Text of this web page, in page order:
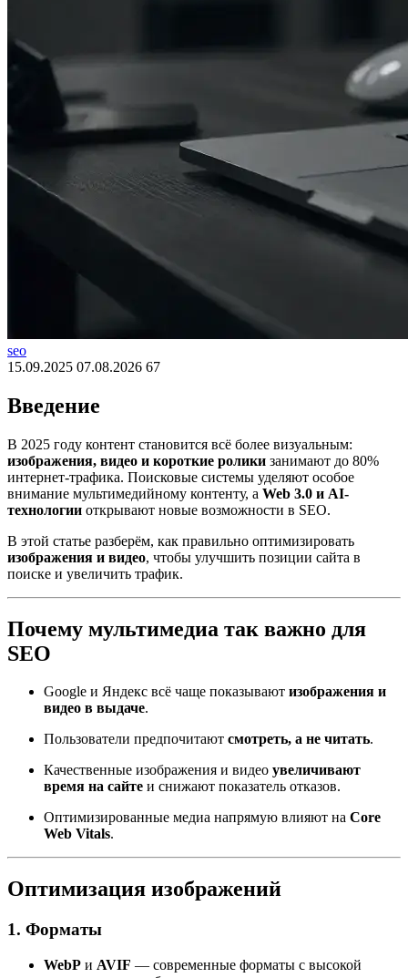
seo
15.09.2025 07.08.2026 67
Введение
В 2025 году контент становится всё более визуальным:
изображения, видео и короткие ролики занимают до 80%
интернет-трафика. Поисковые системы уделяют особое
внимание мультимедийному контенту, а Web 3.0 и AI-
технологии открывают новые возможности в SEO.
В этой статье разберём, как правильно оптимизировать
изображения и видео, чтобы улучшить позиции сайта в
поиске и увеличить трафик.
Почему мультимедиа так важно для
SEO
Google и Яндекс всё чаще показывают изображения и
видео в выдаче.
Пользователи предпочитают смотреть, а не читать.
Качественные изображения и видео увеличивают
время на сайте и снижают показатель отказов.
Оптимизированные медиа напрямую влияют на Core
Web Vitals.
Оптимизация изображений
1. Форматы
WebP и AVIF — современные форматы с высокой